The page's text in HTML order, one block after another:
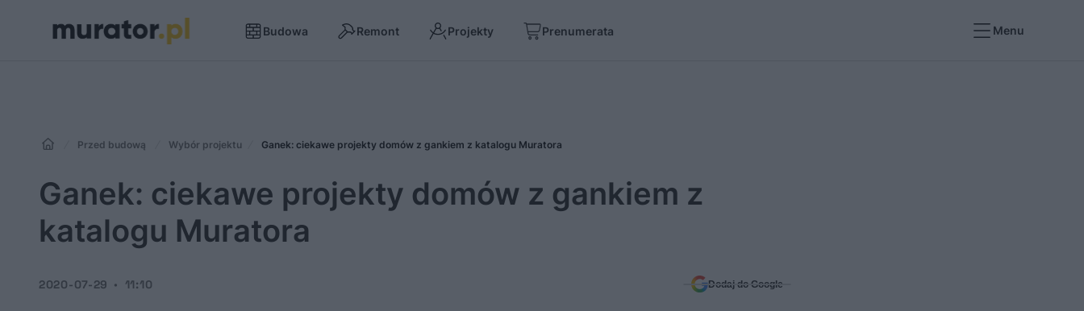
Budowa Remont Projekty Prenumerata Menu
Przed budową Wybór projektu Ganek: ciekawe projekty domów z gankiem z katalogu Muratora
Ganek: ciekawe projekty domów z gankiem z
katalogu Muratora
2020-07-29 11:10 Dodaj do Google